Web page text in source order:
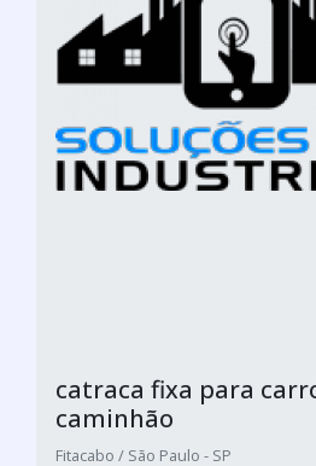
catraca fixa para
caminhão
Fitacabo / São Paulo - SP